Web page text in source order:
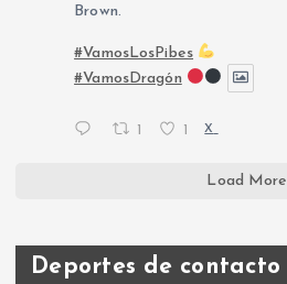
Brown.
#VamosLosPibes
#VamosDragón
X
Load More
Deportes de contacto